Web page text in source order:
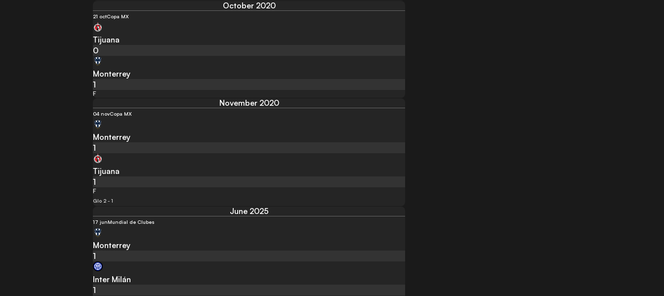
October 2020
21 octCopa MX
Tijuana
0
Monterrey
1
F
November 2020
04 novCopa MX
Monterrey
1
Tijuana
1
F
Glo 2 - 1
June 2025
17 junMundial de Clubes
Monterrey
1
Inter Milán
1